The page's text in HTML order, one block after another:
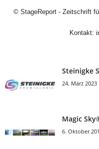
© StageReport - Zeitschrift
Kontakt:
Steinigke
24. März 2023
Magic
6. Oktober